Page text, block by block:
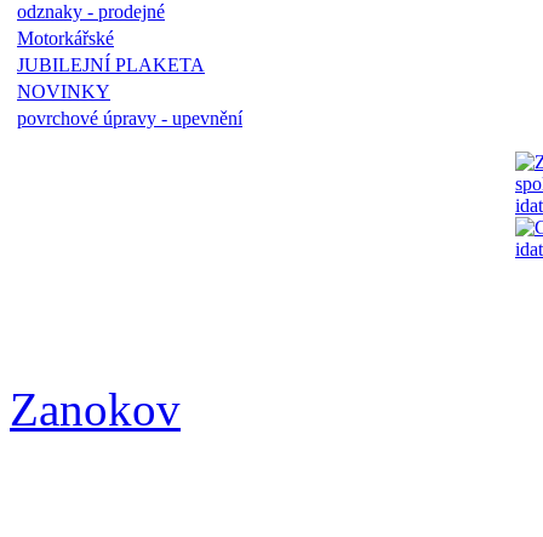
odznaky - prodejné
Motorkářské
JUBILEJNÍ PLAKETA
NOVINKY
povrchové úpravy - upevnění
Zanokov